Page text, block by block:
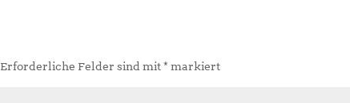
Erforderliche Felder sind mit* markiert